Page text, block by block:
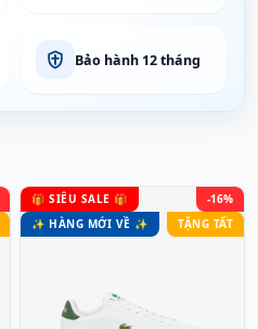
Bảo hành 12 tháng
🎁 SIÊU SALE 🎁
✨ HÀNG MỚI VỀ ✨
-16%
TẶNG TẤT